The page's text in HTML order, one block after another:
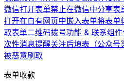
微信打开表单禁止在微信中分享表
打开在自有网页中嵌入表单将表单
取表单二维码拨号功能 & 联系组件
次性消息提醒关注后填表（公众号
被恶意刷取
表单收款